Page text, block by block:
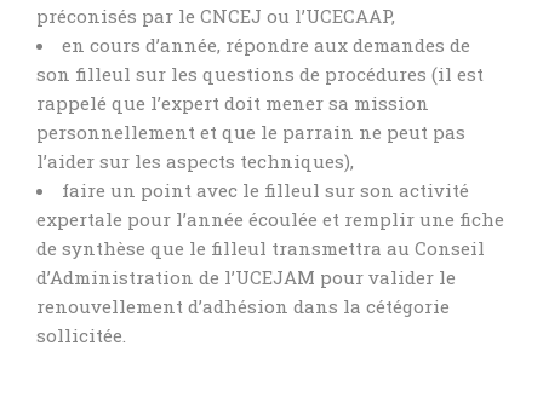
préconisés par le CNCEJ ou l’UCECAAP,
en cours d’année, répondre aux demandes de
son filleul sur les questions de procédures (il est
rappelé que l’expert doit mener sa mission
personnellement et que le parrain ne peut pas
l’aider sur les aspects techniques),
faire un point avec le filleul sur son activité
expertale pour l’année écoulée et remplir une fiche
de synthèse que le filleul transmettra au Conseil
d’Administration de l’UCEJAM pour valider le
renouvellement d’adhésion dans la cétégorie
sollicitée.